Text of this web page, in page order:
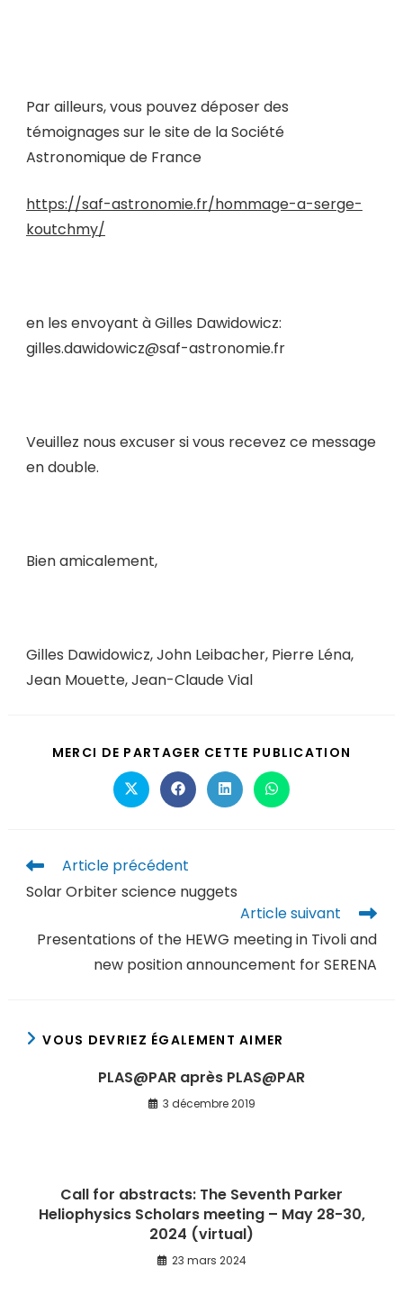
Par ailleurs, vous pouvez déposer des
témoignages sur le site de la Société
Astronomique de France
https://saf-astronomie.fr/hommage-a-serge-
koutchmy/
en les envoyant à Gilles Dawidowicz:
gilles.dawidowicz@saf-astronomie.fr
Veuillez nous excuser si vous recevez ce message
en double.
Bien amicalement,
Gilles Dawidowicz, John Leibacher, Pierre Léna,
Jean Mouette, Jean-Claude Vial
MERCI DE PARTAGER CETTE PUBLICATION
Article précédent
Solar Orbiter science nuggets
Article suivant
Presentations of the HEWG meeting in Tivoli and
new position announcement for SERENA
VOUS DEVRIEZ ÉGALEMENT AIMER
PLAS@PAR après PLAS@PAR
3 décembre 2019
Call for abstracts: The Seventh Parker
Heliophysics Scholars meeting – May 28-30,
2024 (virtual)
23 mars 2024